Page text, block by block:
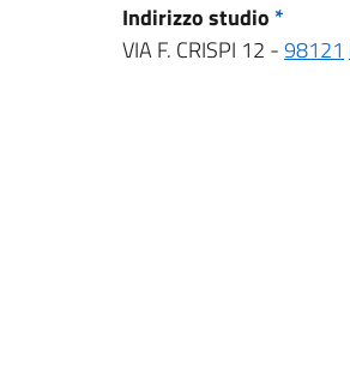
Indirizzo studio *
VIA F. CRISPI 12 -98121